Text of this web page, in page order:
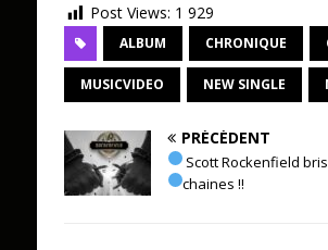
Post Views: 1 929
ALBUM CHRONIQUE
MUSICVIDEO NEW SINGLE
PRÉCÉDENT
Scott Rockenfield
chaines !!